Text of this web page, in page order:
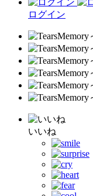
ログイン
いいね